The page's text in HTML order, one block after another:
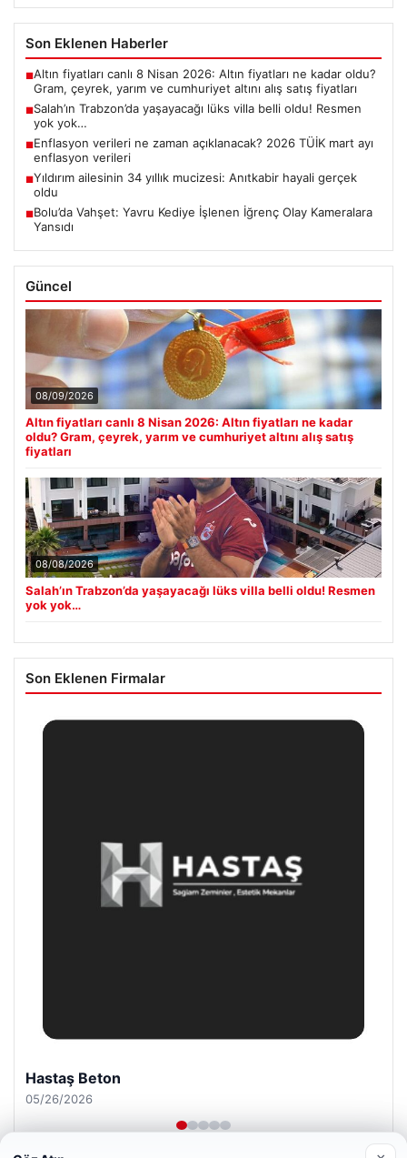
Son Eklenen Haberler
■Altın fiyatları canlı 8 Nisan 2026: Altın fiyatları ne kadar oldu?
Gram, çeyrek, yarım ve cumhuriyet altını alış satış fiyatları
■Salah’ın Trabzon’da yaşayacağı lüks villa belli oldu! Resmen
yok yok…
■Enflasyon verileri ne zaman açıklanacak? 2026 TÜİK mart ayı
enflasyon verileri
■Yıldırım ailesinin 34 yıllık mucizesi: Anıtkabir hayali gerçek
oldu
■Bolu’da Vahşet: Yavru Kediye İşlenen İğrenç Olay Kameralara
Yansıdı
Güncel
08/09/2026
Altın fiyatları canlı 8 Nisan 2026: Altın fiyatları ne kadar
oldu? Gram, çeyrek, yarım ve cumhuriyet altını alış satış
fiyatları
08/08/2026
Salah’ın Trabzon’da yaşayacağı lüks villa belli oldu! Resmen
yok yok…
Son Eklenen Firmalar
Prenses Night Club
04/29/2026